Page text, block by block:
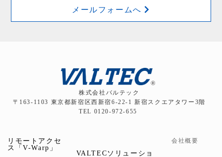
メールフォームへ
株式会社バルテック
〒163-1103 東京都新宿区西新宿6-22-1 新宿スクエアタワー3階
TEL 0120-972-655
リモートアクセ
ス「V-Warp」
VALTECソリューショ
会社概要